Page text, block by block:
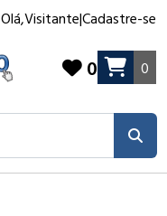
Olá,Visitante|Cadastre-se
0 0